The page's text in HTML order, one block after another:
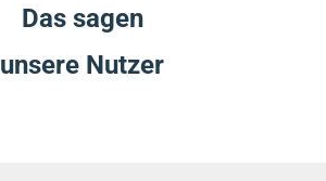
Das sagen
unsere Nutzer